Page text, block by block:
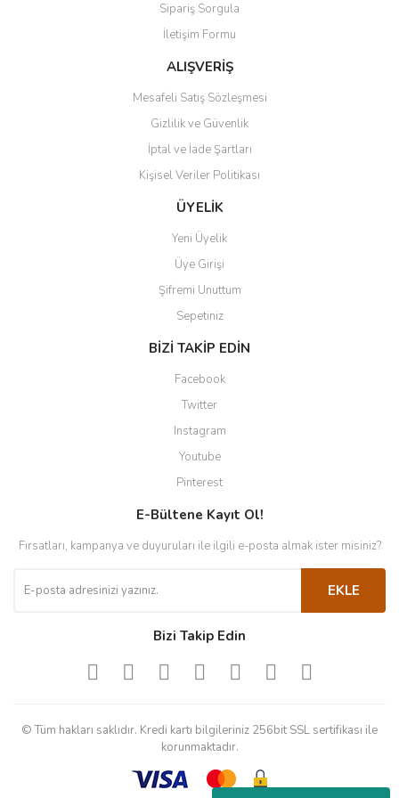
Ürün bilgilerinde hatalar bulunuyor.
Ürün fiyatı diğer sitelerden daha pahalı.
Bu ürüne benzer farklı alternatifler olmalı.
Gönder
Sipariş Sorgula
İletişim Formu
ALIŞVERİŞ
Mesafeli Satış Sözleşmesi
Gizlilik ve Güvenlik
İptal ve İade Şartları
Kişisel Veriler Politikası
ÜYELİK
Yeni Üyelik
Üye Girişi
Şifremi Unuttum
Sepetiniz
BİZİ TAKİP EDİN
Facebook
Twitter
Instagram
Youtube
Pinterest
E-Bültene Kayıt Ol!
Fırsatları, kampanya ve duyuruları ile ilgili e-posta almak ister misiniz?
EKLE
Bizi Takip Edin
© Tüm hakları saklıdır. Kredi kartı bilgileriniz 256bit SSL sertifikası ile
korunmaktadır.